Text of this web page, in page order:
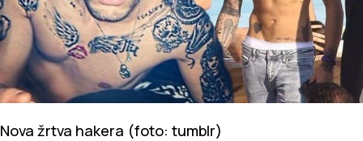
Nova žrtva hakera (foto: tumblr)